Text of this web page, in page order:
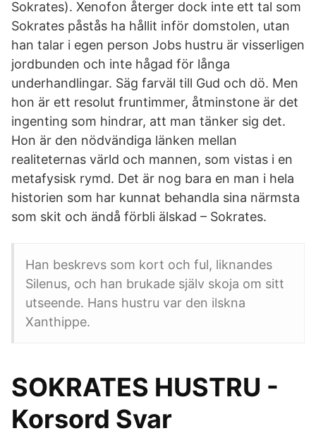
Sokrates). Xenofon återger dock inte ett tal som
Sokrates påstås ha hållit inför domstolen, utan
han talar i egen person Jobs hustru är visserligen
jordbunden och inte hågad för långa
underhandlingar. Säg farväl till Gud och dö. Men
hon är ett resolut fruntimmer, åtminstone är det
ingenting som hindrar, att man tänker sig det.
Hon är den nödvändiga länken mellan
realiteternas värld och mannen, som vistas i en
metafysisk rymd. Det är nog bara en man i hela
historien som har kunnat behandla sina närmsta
som skit och ändå förbli älskad – Sokrates.
Han beskrevs som kort och ful, liknandes
Silenus, och han brukade själv skoja om sitt
utseende. Hans hustru var den ilskna
Xanthippe.
SOKRATES HUSTRU -
Korsord Svar